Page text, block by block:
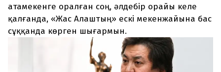
zhasalash100@gmail.com
атамекенге оралған соң, әлдебір орайы келе
қалғанда, «Жас Алаштың» ескі мекенжайына бас
сұққанда көрген шығармын.